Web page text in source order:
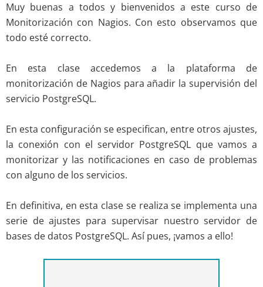
Muy buenas a todos y bienvenidos a este curso de
Monitorización con Nagios. Con esto observamos que
todo esté correcto.
En esta clase accedemos a la plataforma de
monitorización de Nagios para añadir la supervisión del
servicio PostgreSQL.
En esta configuración se especifican, entre otros ajustes,
la conexión con el servidor PostgreSQL que vamos a
monitorizar y las notificaciones en caso de problemas
con alguno de los servicios.
En definitiva, en esta clase se realiza se implementa una
serie de ajustes para supervisar nuestro servidor de
bases de datos PostgreSQL. Así pues, ¡vamos a ello!